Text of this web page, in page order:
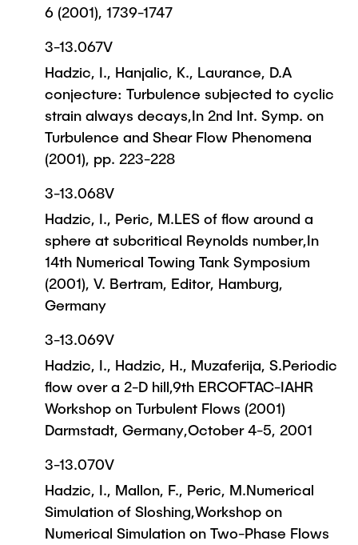
6 (2001), 1739-1747
3-13.067V
Hadzic, I., Hanjalic, K., Laurance, D.A
conjecture: Turbulence subjected to cyclic
strain always decays,In 2nd Int. Symp. on
Turbulence and Shear Flow Phenomena
(2001), pp. 223-228
3-13.068V
Hadzic, I., Peric, M.LES of flow around a
sphere at subcritical Reynolds number,In
14th Numerical Towing Tank Symposium
(2001), V. Bertram, Editor, Hamburg,
Germany
3-13.069V
Hadzic, I., Hadzic, H., Muzaferija, S.Periodic
flow over a 2-D hill,9th ERCOFTAC-IAHR
Workshop on Turbulent Flows (2001)
Darmstadt, Germany,October 4-5, 2001
3-13.070V
Hadzic, I., Mallon, F., Peric, M.Numerical
Simulation of Sloshing,Workshop on
Numerical Simulation on Two-Phase Flows